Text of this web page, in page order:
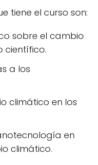
tiene el curso son:
sobre el cambio
científico.
a los
climático en los
en
climático.